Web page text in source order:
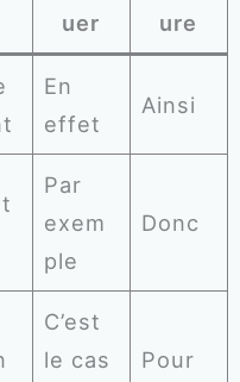
uer
ure
En
effet
Ainsi
Par
exem
ple
Donc
C’est
le cas
Pour